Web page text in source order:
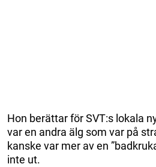
Hon berättar för SVT:s lokala
var en andra älg som var på
kanske var mer av en
inte ut.